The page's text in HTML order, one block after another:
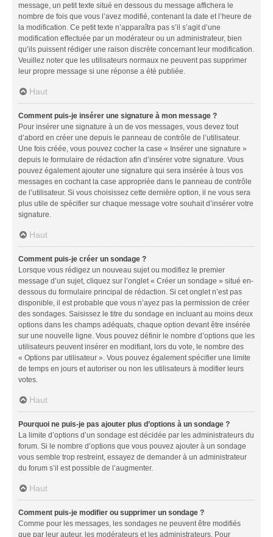
message, un petit texte situé en dessous du message affichera le
nombre de fois que vous l’avez modifié, contenant la date et l’heure de
la modification. Ce petit texte n’apparaîtra pas s’il s’agit d’une
modification effectuée par un modérateur ou un administrateur, bien
qu’ils puissent rédiger une raison discrète concernant leur modification.
Veuillez noter que les utilisateurs normaux ne peuvent pas supprimer
leur propre message si une réponse a été publiée.
Haut
Comment puis-je insérer une signature à mon message ?
Pour insérer une signature à un de vos messages, vous devez tout
d’abord en créer une depuis le panneau de contrôle de l’utilisateur.
Une fois créée, vous pouvez cocher la case « Insérer une signature »
depuis le formulaire de rédaction afin d’insérer votre signature. Vous
pouvez également ajouter une signature qui sera insérée à tous vos
messages en cochant la case appropriée dans le panneau de contrôle
de l’utilisateur. Si vous choisissez cette dernière option, il ne vous sera
plus utile de spécifier sur chaque message votre souhait d’insérer votre
signature.
Haut
Comment puis-je créer un sondage ?
Lorsque vous rédigez un nouveau sujet ou modifiez le premier
message d’un sujet, cliquez sur l’onglet « Créer un sondage » situé en-
dessous du formulaire principal de rédaction. Si cet onglet n’est pas
disponible, il est probable que vous n’ayez pas la permission de créer
des sondages. Saisissez le titre du sondage en incluant au moins deux
options dans les champs adéquats, chaque option devant être insérée
sur une nouvelle ligne. Vous pouvez définir le nombre d’options que les
utilisateurs peuvent insérer en modifiant, lors du vote, le nombre des
« Options par utilisateur ». Vous pouvez également spécifier une limite
de temps en jours et autoriser ou non les utilisateurs à modifier leurs
votes.
Haut
Pourquoi ne puis-je pas ajouter plus d’options à un sondage ?
La limite d’options d’un sondage est décidée par les administrateurs du
forum. Si le nombre d’options que vous pouvez ajouter à un sondage
vous semble trop restreint, essayez de demander à un administrateur
du forum s’il est possible de l’augmenter.
Haut
Comment puis-je modifier ou supprimer un sondage ?
Comme pour les messages, les sondages ne peuvent être modifiés
que par leur auteur, les modérateurs et les administrateurs. Pour